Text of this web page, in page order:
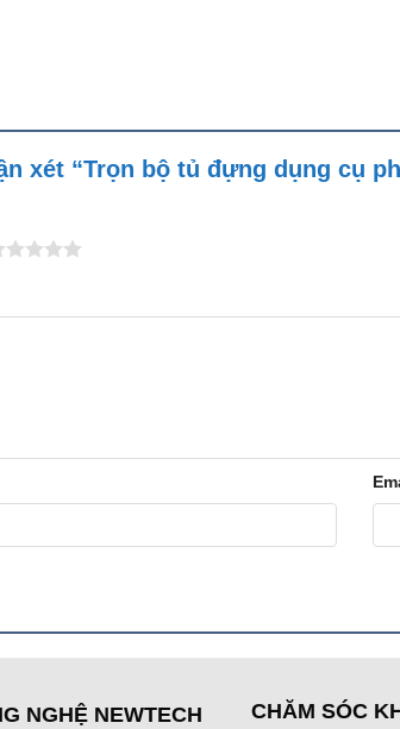
xét “Trọn bộ tủ đựng dụng cụ
NGHỆ NEWTECH CHĂM SÓC